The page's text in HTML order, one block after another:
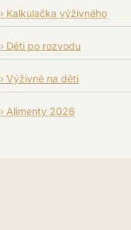
Kalkulačka výživného
Děti po rozvodu
Výživné na děti
Alimenty 2026